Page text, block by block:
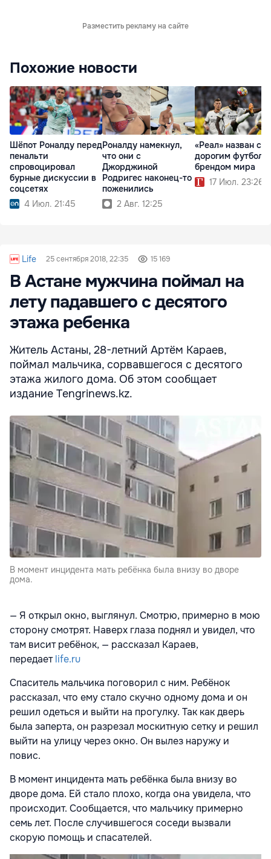
Разместить рекламу на сайте
Похожие новости
Шёпот Роналду перед
пенальти
спровоцировал
бурные дискуссии в
соцсетях
4 Июл. 21:45
Роналду намекнул,
что они с
Джорджиной
Родригес наконец-то
поженились
2 Авг. 12:25
«Реал» назван
дорогим
брендом мира
17 Июл. 23:26
Life 25 сентября 2018, 22:35 15 169
В Астане мужчина поймал на
лету падавшего с десятого
этажа ребенка
Житель Астаны, 28-летний Артём Караев,
поймал мальчика, сорвавшегося с десятого
этажа жилого дома. Об этом сообщает
издание Tengrinews.kz.
В момент инцидента мать ребёнка была внизу во дворе
дома.
— Я открыл окно, выглянул. Смотрю, примерно в мою
сторону смотрят. Наверх глаза поднял и увидел, что
там висит ребёнок, — рассказал Караев,
передаетlife.ru
Спаситель мальчика поговорил с ним. Ребёнок
рассказал, что ему стало скучно одному дома и он
решил одеться и выйти на прогулку. Так как дверь
была заперта, он разрезал москитную сетку и решил
выйти на улицу через окно. Он вылез наружу и
повис.
В момент инцидента мать ребёнка была внизу во
дворе дома. Ей стало плохо, когда она увидела, что
происходит. Сообщается, что мальчику примерно
семь лет. После случившегося соседи вызвали
скорую помощь и спасателей.